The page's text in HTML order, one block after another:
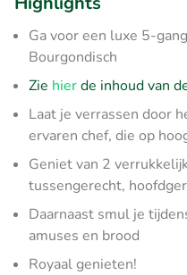
Ga voor een luxe 5-
Bourgondisch
Zie hierde inhoud van
Laat je verrassen door
ervaren chef, die op
Geniet van 2
tussengerecht,
Daarnaast smul je
amuses en brood
Royaal genieten!